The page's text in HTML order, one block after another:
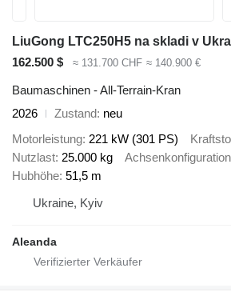
LiuGong LTC250H5 na skladi v
162.500 $
≈ 131.700 CHF ≈ 140.900 €
Baumaschinen - All-Terrain-Kran
2026
Zustand neu
Motorleistung 221 kW (301 PS)
Nutzlast 25.000 kg Achsenkonfiguration
Hubhöhe 51,5 m
Ukraine, Kyiv
Aleanda